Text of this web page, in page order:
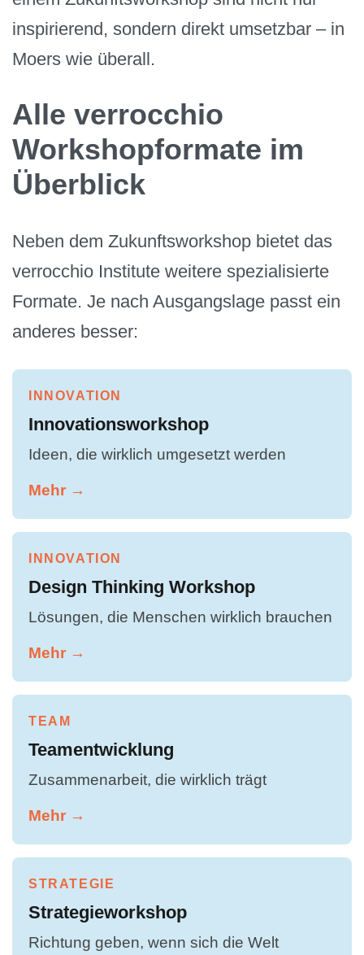
inspirierend, sondern direkt umsetzbar – in
Moers wie überall.
Alle verrocchio
Workshopformate im
Überblick
Neben dem Zukunftsworkshop bietet das
verrocchio Institute weitere spezialisierte
Formate. Je nach Ausgangslage passt ein
anderes besser:
INNOVATION
Innovationsworkshop
Ideen, die wirklich umgesetzt werden
Mehr →
INNOVATION
Design Thinking Workshop
Lösungen, die Menschen wirklich brauchen
Mehr →
TEAM
Teamentwicklung
Zusammenarbeit, die wirklich trägt
Mehr →
STRATEGIE
Strategieworkshop
Richtung geben, wenn sich die Welt